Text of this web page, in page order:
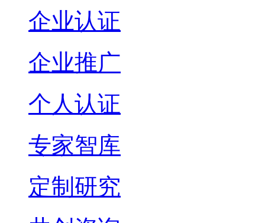
企业认证
企业推广
个人认证
专家智库
定制研究